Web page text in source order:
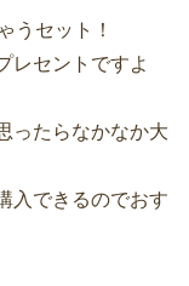
うセット！
レセントですよ
ったらなかなか大
入できるのでおす